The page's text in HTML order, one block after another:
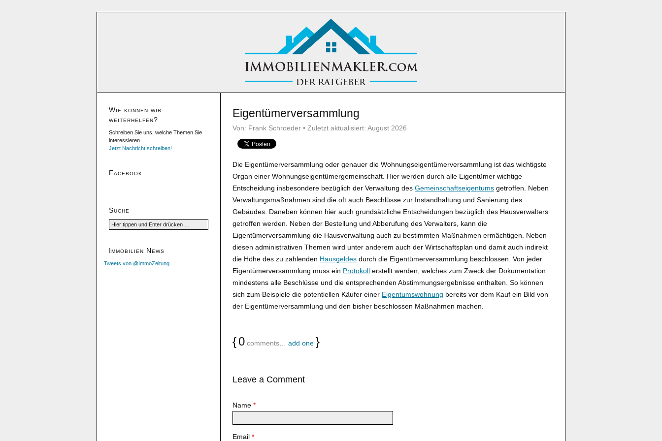
Eigentümerversammlung
Von: Frank Schroeder • Zuletzt aktualisiert: August 2026
Die Eigentümerversammlung oder genauer die Wohnungseigentümerversammlung ist das wichtigste
Organ einer Wohnungseigentümergemeinschaft. Hier werden durch alle Eigentümer wichtige
Entscheidung insbesondere bezüglich der Verwaltung des Gemeinschaftseigentums getroffen. Neben
Verwaltungsmaßnahmen sind die oft auch Beschlüsse zur Instandhaltung und Sanierung des
Gebäudes. Daneben können hier auch grundsätzliche Entscheidungen bezüglich des Hausverwalters
getroffen werden. Neben der Bestellung und Abberufung des Verwalters, kann die
Eigentümerversammlung die Hausverwaltung auch zu bestimmten Maßnahmen ermächtigen. Neben
diesen administrativen Themen wird unter anderem auch der Wirtschaftsplan und damit auch indirekt
die Höhe des zu zahlenden Hausgeldes durch die Eigentümerversammlung beschlossen. Von jeder
Eigentümerversammlung muss ein Protokoll erstellt werden, welches zum Zweck der Dokumentation
mindestens alle Beschlüsse und die entsprechenden Abstimmungsergebnisse enthalten. So können
sich zum Beispiele die potentiellen Käufer einer Eigentumswohnung bereits vor dem Kauf ein Bild von
der Eigentümerversammlung und den bisher beschlossen Maßnahmen machen.
{0 comments… add one }
Leave a Comment
Name *
Email *
Wie können wir
weiterhelfen?
Schreiben Sie uns, welche Themen Sie
interessieren.
Jetzt Nachricht schreiben!
Facebook
Suche
Immobilien News
Tweets von @ImmoZeitung